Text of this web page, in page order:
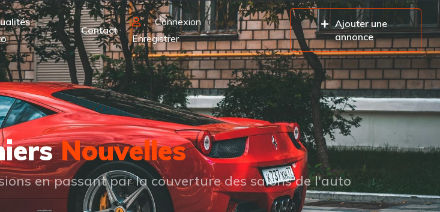
Contact
Connexion
Enregistrer
Ajouter une
annonce
Nouvelles
en passant par la couverture des salons de l'auto